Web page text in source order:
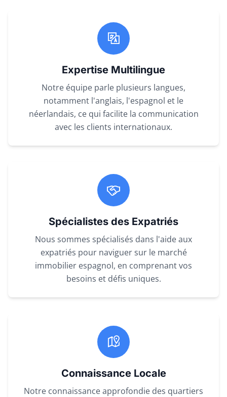
Expertise Multilingue
Notre équipe parle plusieurs langues,
notamment l'anglais, l'espagnol et le
néerlandais, ce qui facilite la communication
avec les clients internationaux.
Spécialistes des Expatriés
Nous sommes spécialisés dans l'aide aux
expatriés pour naviguer sur le marché
immobilier espagnol, en comprenant vos
besoins et défis uniques.
Connaissance Locale
Notre connaissance approfondie des quartiers